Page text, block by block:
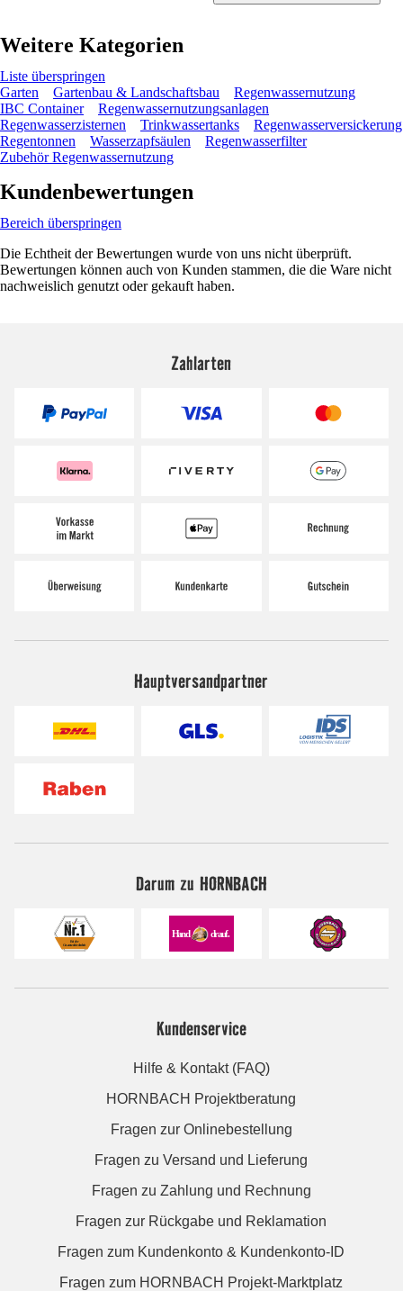
Weitere Kategorien
Liste überspringen
Garten
Gartenbau & Landschaftsbau
Regenwassernutzung
IBC Container
Regenwassernutzungsanlagen
Regenwasserzisternen
Trinkwassertanks
Regenwasserversickerung
Regentonnen
Wasserzapfsäulen
Regenwasserfilter
Zubehör Regenwassernutzung
Kundenbewertungen
Bereich überspringen
Die Echtheit der Bewertungen wurde von uns nicht überprüft.
Bewertungen können auch von Kunden stammen, die die Ware nicht
nachweislich genutzt oder gekauft haben.
Zahlarten
Hauptversandpartner
Darum zu HORNBACH
Kundenservice
Hilfe & Kontakt (FAQ)
HORNBACH Projektberatung
Fragen zur Onlinebestellung
Fragen zu Versand und Lieferung
Fragen zu Zahlung und Rechnung
Fragen zur Rückgabe und Reklamation
Fragen zum Kundenkonto & Kundenkonto-ID
Fragen zum HORNBACH Projekt-Marktplatz